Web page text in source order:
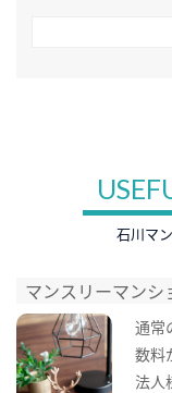
石川マ
マンスリーマンシ
通常
数料
法人